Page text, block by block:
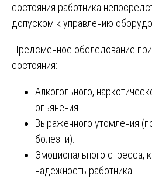
состояния работника
допуском к управлению
Предсменное обследование
состояния:
Алкогольного,
опьянения.
Выраженного утомления
болезни).
Эмоционального стресса,
надежность работника.